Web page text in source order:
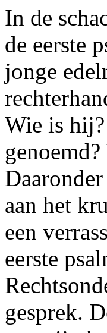
In de
de eerste
jonge
Wie is
aan het
een
eerste
gesprek.